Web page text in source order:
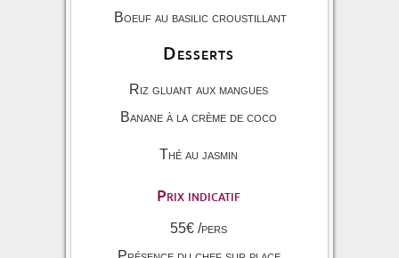
Boeuf au basilic croustillant
Desserts
Riz gluant aux mangues
Banane à la crème de coco
Thé au jasmin
Prix indicatif
55€ /pers